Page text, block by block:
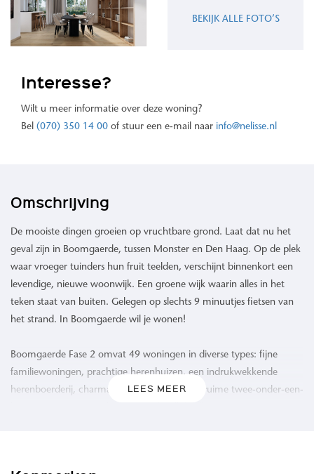
BEKIJK ALLE FOTO’S
Interesse?
Wilt u meer informatie over deze woning?
Bel (070) 350 14 00 of stuur een e-mail naar info@nelisse.nl
Omschrijving
De mooiste dingen groeien op vruchtbare grond. Laat dat nu het
geval zijn in Boomgaerde, tussen Monster en Den Haag. Op de plek
waar vroeger tuinders hun fruit teelden, verschijnt binnenkort een
levendige, nieuwe woonwijk. Een groene wijk waarin alles in het
teken staat van buiten. Gelegen op slechts 9 minuutjes fietsen van
het strand. In Boomgaerde wil je wonen!
Boomgaerde Fase 2 omvat 49 woningen in diverse types: fijne
familiewoningen, prachtige herenhuizen, een indrukwekkende
herenboerderij, charmante semi-bungalows, ruime twee-onder-een-
LEES MEER